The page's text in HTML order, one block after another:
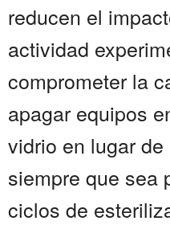
reducen el
actividad
comprometer la
apagar equipos
vidrio en lugar
siempre que sea
ciclos de